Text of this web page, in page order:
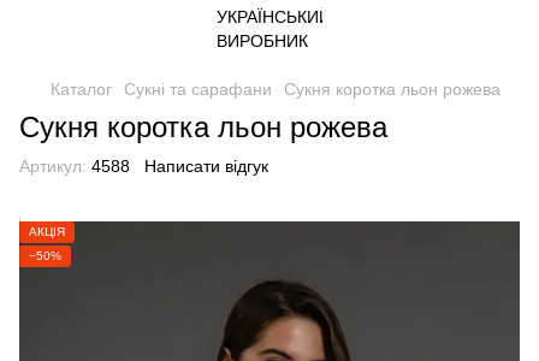
Каталог Сукні та сарафани Сукня коротка льон рожева
Сукня коротка льон рожева
Артикул: 4588 Написати відгук
АКЦІЯ
−50%